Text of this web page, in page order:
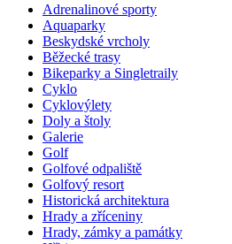
Adrenalinové sporty
Aquaparky
Beskydské vrcholy
Běžecké trasy
Bikeparky a Singletraily
Cyklo
Cyklovýlety
Doly a štoly
Galerie
Golf
Golfové odpaliště
Golfový resort
Historická architektura
Hrady a zříceniny
Hrady, zámky a památky